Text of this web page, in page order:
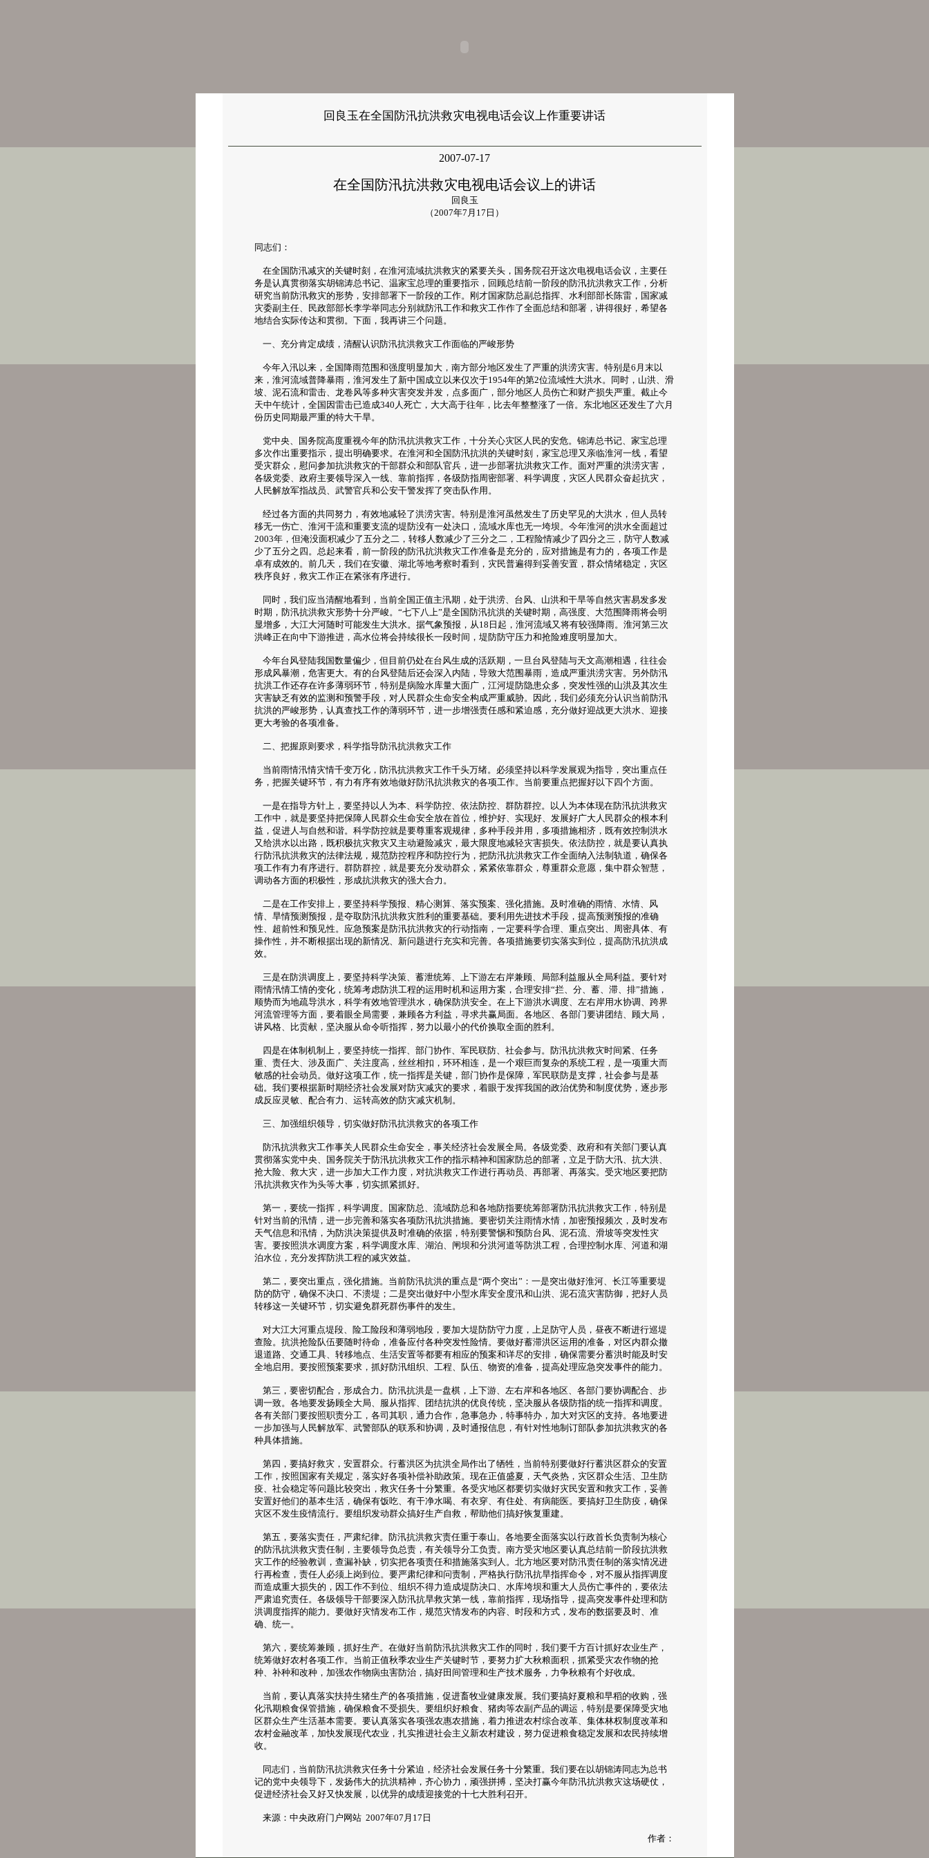
回良玉在全国防汛抗洪救灾电视电话会议上作重要讲话
2007-07-17
在全国防汛抗洪救灾电视电话会议上的讲话
回良玉
（2007年7月17日）
同志们：
在全国防汛减灾的关键时刻，在淮河流域抗洪救灾的紧要关头，国务院召开这次电视电话会议，主要任
务是认真贯彻落实胡锦涛总书记、温家宝总理的重要指示，回顾总结前一阶段的防汛抗洪救灾工作，分析
研究当前防汛救灾的形势，安排部署下一阶段的工作。刚才国家防总副总指挥、水利部部长陈雷，国家减
灾委副主任、民政部部长李学举同志分别就防汛工作和救灾工作作了全面总结和部署，讲得很好，希望各
地结合实际传达和贯彻。下面，我再讲三个问题。
一、充分肯定成绩，清醒认识防汛抗洪救灾工作面临的严峻形势
今年入汛以来，全国降雨范围和强度明显加大，南方部分地区发生了严重的洪涝灾害。特别是6月末以
来，淮河流域普降暴雨，淮河发生了新中国成立以来仅次于1954年的第2位流域性大洪水。同时，山洪、滑
坡、泥石流和雷击、龙卷风等多种灾害突发并发，点多面广，部分地区人员伤亡和财产损失严重。截止今
天中午统计，全国因雷击已造成340人死亡，大大高于往年，比去年整整涨了一倍。东北地区还发生了六月
份历史同期最严重的特大干旱。
党中央、国务院高度重视今年的防汛抗洪救灾工作，十分关心灾区人民的安危。锦涛总书记、家宝总理
多次作出重要指示，提出明确要求。在淮河和全国防汛抗洪的关键时刻，家宝总理又亲临淮河一线，看望
受灾群众，慰问参加抗洪救灾的干部群众和部队官兵，进一步部署抗洪救灾工作。面对严重的洪涝灾害，
各级党委、政府主要领导深入一线、靠前指挥，各级防指周密部署、科学调度，灾区人民群众奋起抗灾，
人民解放军指战员、武警官兵和公安干警发挥了突击队作用。
经过各方面的共同努力，有效地减轻了洪涝灾害。特别是淮河虽然发生了历史罕见的大洪水，但人员转
移无一伤亡、淮河干流和重要支流的堤防没有一处决口，流域水库也无一垮坝。今年淮河的洪水全面超过
2003年，但淹没面积减少了五分之二，转移人数减少了三分之二，工程险情减少了四分之三，防守人数减
少了五分之四。总起来看，前一阶段的防汛抗洪救灾工作准备是充分的，应对措施是有力的，各项工作是
卓有成效的。前几天，我们在安徽、湖北等地考察时看到，灾民普遍得到妥善安置，群众情绪稳定，灾区
秩序良好，救灾工作正在紧张有序进行。
同时，我们应当清醒地看到，当前全国正值主汛期，处于洪涝、台风、山洪和干旱等自然灾害易发多发
时期，防汛抗洪救灾形势十分严峻。“七下八上”是全国防汛抗洪的关键时期，高强度、大范围降雨将会明
显增多，大江大河随时可能发生大洪水。据气象预报，从18日起，淮河流域又将有较强降雨。淮河第三次
洪峰正在向中下游推进，高水位将会持续很长一段时间，堤防防守压力和抢险难度明显加大。
今年台风登陆我国数量偏少，但目前仍处在台风生成的活跃期，一旦台风登陆与天文高潮相遇，往往会
形成风暴潮，危害更大。有的台风登陆后还会深入内陆，导致大范围暴雨，造成严重洪涝灾害。另外防汛
抗洪工作还存在许多薄弱环节，特别是病险水库量大面广，江河堤防隐患众多，突发性强的山洪及其次生
灾害缺乏有效的监测和预警手段，对人民群众生命安全构成严重威胁。因此，我们必须充分认识当前防汛
抗洪的严峻形势，认真查找工作的薄弱环节，进一步增强责任感和紧迫感，充分做好迎战更大洪水、迎接
更大考验的各项准备。
二、把握原则要求，科学指导防汛抗洪救灾工作
当前雨情汛情灾情千变万化，防汛抗洪救灾工作千头万绪。必须坚持以科学发展观为指导，突出重点任
务，把握关键环节，有力有序有效地做好防汛抗洪救灾的各项工作。当前要重点把握好以下四个方面。
一是在指导方针上，要坚持以人为本、科学防控、依法防控、群防群控。以人为本体现在防汛抗洪救灾
工作中，就是要坚持把保障人民群众生命安全放在首位，维护好、实现好、发展好广大人民群众的根本利
益，促进人与自然和谐。科学防控就是要尊重客观规律，多种手段并用，多项措施相济，既有效控制洪水
又给洪水以出路，既积极抗灾救灾又主动避险减灾，最大限度地减轻灾害损失。依法防控，就是要认真执
行防汛抗洪救灾的法律法规，规范防控程序和防控行为，把防汛抗洪救灾工作全面纳入法制轨道，确保各
项工作有力有序进行。群防群控，就是要充分发动群众，紧紧依靠群众，尊重群众意愿，集中群众智慧，
调动各方面的积极性，形成抗洪救灾的强大合力。
二是在工作安排上，要坚持科学预报、精心测算、落实预案、强化措施。及时准确的雨情、水情、风
情、旱情预测预报，是夺取防汛抗洪救灾胜利的重要基础。要利用先进技术手段，提高预测预报的准确
性、超前性和预见性。应急预案是防汛抗洪救灾的行动指南，一定要科学合理、重点突出、周密具体、有
操作性，并不断根据出现的新情况、新问题进行充实和完善。各项措施要切实落实到位，提高防汛抗洪成
效。
三是在防洪调度上，要坚持科学决策、蓄泄统筹、上下游左右岸兼顾、局部利益服从全局利益。要针对
雨情汛情工情的变化，统筹考虑防洪工程的运用时机和运用方案，合理安排“拦、分、蓄、滞、排”措施，
顺势而为地疏导洪水，科学有效地管理洪水，确保防洪安全。在上下游洪水调度、左右岸用水协调、跨界
河流管理等方面，要着眼全局需要，兼顾各方利益，寻求共赢局面。各地区、各部门要讲团结、顾大局，
讲风格、比贡献，坚决服从命令听指挥，努力以最小的代价换取全面的胜利。
四是在体制机制上，要坚持统一指挥、部门协作、军民联防、社会参与。防汛抗洪救灾时间紧、任务
重、责任大、涉及面广、关注度高，丝丝相扣，环环相连，是一个艰巨而复杂的系统工程，是一项重大而
敏感的社会动员。做好这项工作，统一指挥是关键，部门协作是保障，军民联防是支撑，社会参与是基
础。我们要根据新时期经济社会发展对防灾减灾的要求，着眼于发挥我国的政治优势和制度优势，逐步形
成反应灵敏、配合有力、运转高效的防灾减灾机制。
三、加强组织领导，切实做好防汛抗洪救灾的各项工作
防汛抗洪救灾工作事关人民群众生命安全，事关经济社会发展全局。各级党委、政府和有关部门要认真
贯彻落实党中央、国务院关于防汛抗洪救灾工作的指示精神和国家防总的部署，立足于防大汛、抗大洪、
抢大险、救大灾，进一步加大工作力度，对抗洪救灾工作进行再动员、再部署、再落实。受灾地区要把防
汛抗洪救灾作为头等大事，切实抓紧抓好。
第一，要统一指挥，科学调度。国家防总、流域防总和各地防指要统筹部署防汛抗洪救灾工作，特别是
针对当前的汛情，进一步完善和落实各项防汛抗洪措施。要密切关注雨情水情，加密预报频次，及时发布
天气信息和汛情，为防洪决策提供及时准确的依据，特别要警惕和预防台风、泥石流、滑坡等突发性灾
害。要按照洪水调度方案，科学调度水库、湖泊、闸坝和分洪河道等防洪工程，合理控制水库、河道和湖
泊水位，充分发挥防洪工程的减灾效益。
第二，要突出重点，强化措施。当前防汛抗洪的重点是“两个突出”：一是突出做好淮河、长江等重要堤
防的防守，确保不决口、不溃堤；二是突出做好中小型水库安全度汛和山洪、泥石流灾害防御，把好人员
转移这一关键环节，切实避免群死群伤事件的发生。
对大江大河重点堤段、险工险段和薄弱地段，要加大堤防防守力度，上足防守人员，昼夜不断进行巡堤
查险。抗洪抢险队伍要随时待命，准备应付各种突发性险情。要做好蓄滞洪区运用的准备，对区内群众撤
退道路、交通工具、转移地点、生活安置等都要有相应的预案和详尽的安排，确保需要分蓄洪时能及时安
全地启用。要按照预案要求，抓好防汛组织、工程、队伍、物资的准备，提高处理应急突发事件的能力。
第三，要密切配合，形成合力。防汛抗洪是一盘棋，上下游、左右岸和各地区、各部门要协调配合、步
调一致。各地要发扬顾全大局、服从指挥、团结抗洪的优良传统，坚决服从各级防指的统一指挥和调度。
各有关部门要按照职责分工，各司其职，通力合作，急事急办，特事特办，加大对灾区的支持。各地要进
一步加强与人民解放军、武警部队的联系和协调，及时通报信息，有针对性地制订部队参加抗洪救灾的各
种具体措施。
第四，要搞好救灾，安置群众。行蓄洪区为抗洪全局作出了牺牲，当前特别要做好行蓄洪区群众的安置
工作，按照国家有关规定，落实好各项补偿补助政策。现在正值盛夏，天气炎热，灾区群众生活、卫生防
疫、社会稳定等问题比较突出，救灾任务十分繁重。各受灾地区都要切实做好灾民安置和救灾工作，妥善
安置好他们的基本生活，确保有饭吃、有干净水喝、有衣穿、有住处、有病能医。要搞好卫生防疫，确保
灾区不发生疫情流行。要组织发动群众搞好生产自救，帮助他们搞好恢复重建。
第五，要落实责任，严肃纪律。防汛抗洪救灾责任重于泰山。各地要全面落实以行政首长负责制为核心
的防汛抗洪救灾责任制，主要领导负总责，有关领导分工负责。南方受灾地区要认真总结前一阶段抗洪救
灾工作的经验教训，查漏补缺，切实把各项责任和措施落实到人。北方地区要对防汛责任制的落实情况进
行再检查，责任人必须上岗到位。要严肃纪律和问责制，严格执行防汛抗旱指挥命令，对不服从指挥调度
而造成重大损失的，因工作不到位、组织不得力造成堤防决口、水库垮坝和重大人员伤亡事件的，要依法
严肃追究责任。各级领导干部要深入防汛抗旱救灾第一线，靠前指挥，现场指导，提高突发事件处理和防
洪调度指挥的能力。要做好灾情发布工作，规范灾情发布的内容、时段和方式，发布的数据要及时、准
确、统一。
第六，要统筹兼顾，抓好生产。在做好当前防汛抗洪救灾工作的同时，我们要千方百计抓好农业生产，
统筹做好农村各项工作。当前正值秋季农业生产关键时节，要努力扩大秋粮面积，抓紧受灾农作物的抢
种、补种和改种，加强农作物病虫害防治，搞好田间管理和生产技术服务，力争秋粮有个好收成。
当前，要认真落实扶持生猪生产的各项措施，促进畜牧业健康发展。我们要搞好夏粮和早稻的收购，强
化汛期粮食保管措施，确保粮食不受损失。要组织好粮食、猪肉等农副产品的调运，特别是要保障受灾地
区群众生产生活基本需要。要认真落实各项强农惠农措施，着力推进农村综合改革、集体林权制度改革和
农村金融改革，加快发展现代农业，扎实推进社会主义新农村建设，努力促进粮食稳定发展和农民持续增
收。
同志们，当前防汛抗洪救灾任务十分紧迫，经济社会发展任务十分繁重。我们要在以胡锦涛同志为总书
记的党中央领导下，发扬伟大的抗洪精神，齐心协力，顽强拼搏，坚决打赢今年防汛抗洪救灾这场硬仗，
促进经济社会又好又快发展，以优异的成绩迎接党的十七大胜利召开。
来源：中央政府门户网站 2007年07月17日
作者：